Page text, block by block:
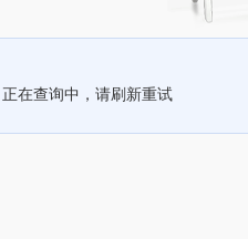
正在查询中，请刷新重试